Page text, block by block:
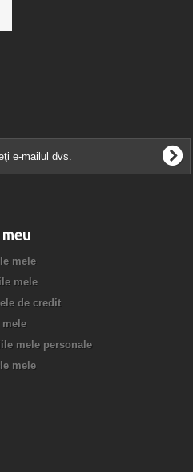
mele
mele
de credit
mele
mele personale
mele